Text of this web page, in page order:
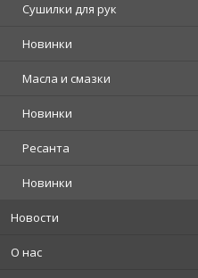
Сушилки для рук
Новинки
Масла и смазки
Новинки
Ресанта
Новинки
Новости
О нас